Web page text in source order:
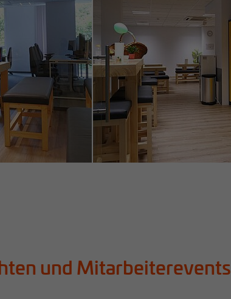
und Mitarbeiterevents